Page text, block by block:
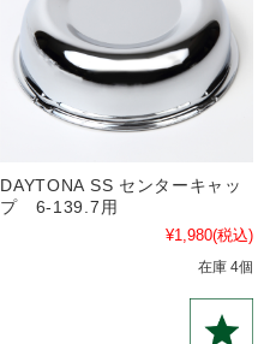
DAYTONA SS センターキャッ
プ 6-139.7用
¥1,980(税込)
在庫 4個